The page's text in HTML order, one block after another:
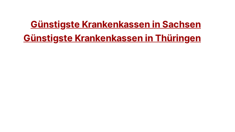
Günstigste Krankenkassen in Sachsen
Günstigste Krankenkassen in Thüringen